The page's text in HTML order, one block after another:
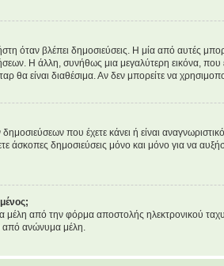
βλέπει δημοσιεύσεις. Η μία από αυτές
Η άλλη, συνήθως μια μεγαλύτερη εικόνα,
θα είναι διαθέσιμα. Αν δεν μπορείτε να
που έχετε κάνει ή είναι
άσκοπες δημοσιεύσεις μόνο και μόνο για να
από την φόρμα αποστολής ηλεκτρονικού
από ανώνυμα μέλη.